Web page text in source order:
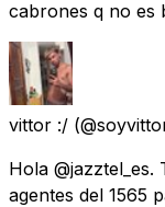
cabrones q no es
vittor :/
Hola @jazztel_es.
agentes del 1565